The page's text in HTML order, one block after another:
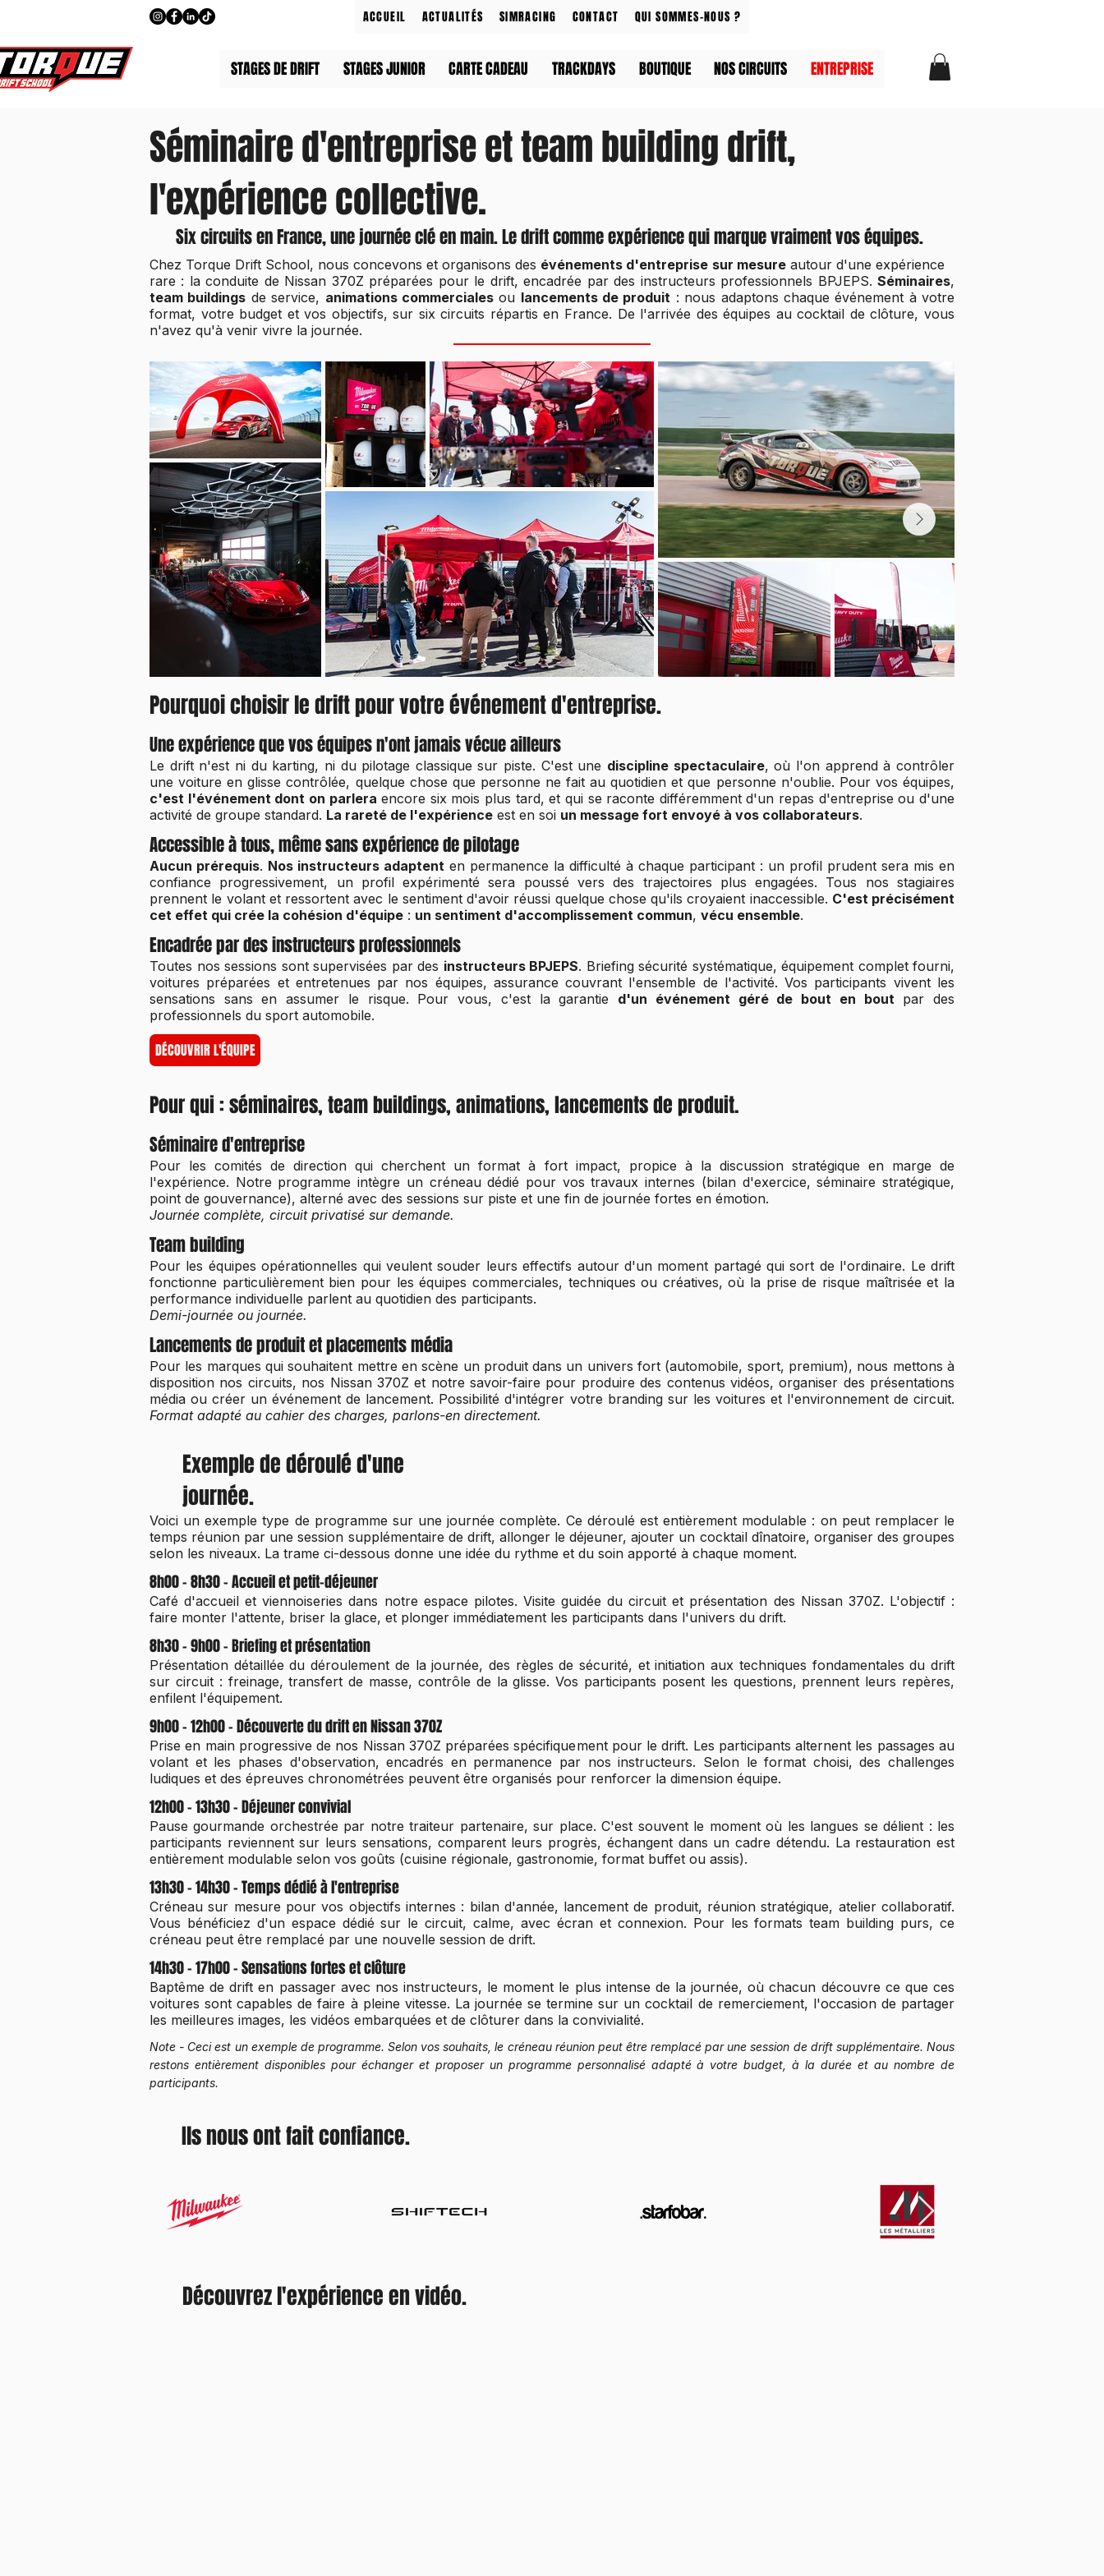
ACCUEIL ACTUALITÉS SIMRACING CONTACT QUI SOMMES-NOUS ?
STAGES DE DRIFT STAGES JUNIOR CARTE CADEAU TRACKDAYS BOUTIQUE NOS CIRCUITS ENTREPRISE
Séminaire d'entreprise et team building drift,
l'expérience collective.
Six circuits en France, une journée clé en main. Le drift comme expérience qui marque vraiment vos équipes.
Chez Torque Drift School, nous concevons et organisons des événements d'entreprise sur mesure autour d'une expérience
rare : la conduite de Nissan 370Z préparées pour le drift, encadrée par des instructeurs professionnels BPJEPS. Séminaires,
team buildings de service, animations commercialesou lancements de produit : nous adaptons chaque événement à votre
format, votre budget et vos objectifs, sur six circuits répartis en France. De l'arrivée des équipes au cocktail de clôture, vous
n'avez qu'à venir vivre la journée.
Pourquoi choisir le drift pour votre événement d'entreprise.
Une expérience que vos équipes n'ont jamais vécue ailleurs
Le drift n'est ni du karting, ni du pilotage classique sur piste. C'est une discipline spectaculaire, où l'on apprend à contrôler
une voiture en glisse contrôlée, quelque chose que personne ne fait au quotidien et que personne n'oublie. Pour vos équipes,
c'est l'événement dont on parlera encore six mois plus tard, et qui se raconte différemment d'un repas d'entreprise ou d'une
activité de groupe standard. La rareté de l'expérience est en soi un message fort envoyé à vos collaborateurs.
Accessible à tous, même sans expérience de pilotage
Aucun prérequis. Nos instructeurs adaptent en permanence la difficulté à chaque participant : un profil prudent sera mis en
confiance progressivement, un profil expérimenté sera poussé vers des trajectoires plus engagées. Tous nos stagiaires
prennent le volant et ressortent avec le sentiment d'avoir réussi quelque chose qu'ils croyaient inaccessible. C'est précisément
cet effet qui crée la cohésion d'équipe : un sentiment d'accomplissement commun, vécu ensemble.
Encadrée par des instructeurs professionnels
Toutes nos sessions sont supervisées par des instructeurs BPJEPS. Briefing sécurité systématique, équipement complet fourni,
voitures préparées et entretenues par nos équipes, assurance couvrant l'ensemble de l'activité. Vos participants vivent les
sensations sans en assumer le risque. Pour vous, c'est la garantie d'un événement géré de bout en boutpar des
professionnels du sport automobile.
DÉCOUVRIR L'ÉQUIPE
Pour qui : séminaires, team buildings, animations, lancements de produit.
Séminaire d'entreprise
Pour les comités de direction qui cherchent un format à fort impact, propice à la discussion stratégique en marge de
l'expérience. Notre programme intègre un créneau dédié pour vos travaux internes (bilan d'exercice, séminaire stratégique,
point de gouvernance), alterné avec des sessions sur piste et une fin de journée fortes en émotion.
Journée complète, circuit privatisé sur demande.
Team building
Pour les équipes opérationnelles qui veulent souder leurs effectifs autour d'un moment partagé qui sort de l'ordinaire. Le drift
fonctionne particulièrement bien pour les équipes commerciales, techniques ou créatives, où la prise de risque maîtrisée et la
performance individuelle parlent au quotidien des participants.
Demi-journée ou journée.
Lancements de produit et placements média
Pour les marques qui souhaitent mettre en scène un produit dans un univers fort (automobile, sport, premium), nous mettons à
disposition nos circuits, nos Nissan 370Z et notre savoir-faire pour produire des contenus vidéos, organiser des présentations
média ou créer un événement de lancement. Possibilité d'intégrer votre branding sur les voitures et l'environnement de circuit.
Format adapté au cahier des charges, parlons-en directement.
Exemple de déroulé d'une
journée.
Voici un exemple type de programme sur une journée complète. Ce déroulé est entièrement modulable : on peut remplacer le
temps réunion par une session supplémentaire de drift, allonger le déjeuner, ajouter un cocktail dînatoire, organiser des groupes
selon les niveaux. La trame ci-dessous donne une idée du rythme et du soin apporté à chaque moment.
8h00 - 8h30 - Accueil et petit-déjeuner
Café d'accueil et viennoiseries dans notre espace pilotes. Visite guidée du circuit et présentation des Nissan 370Z. L'objectif :
faire monter l'attente, briser la glace, et plonger immédiatement les participants dans l'univers du drift.
8h30 - 9h00 - Briefing et présentation
Présentation détaillée du déroulement de la journée, des règles de sécurité, et initiation aux techniques fondamentales du drift
sur circuit : freinage, transfert de masse, contrôle de la glisse. Vos participants posent les questions, prennent leurs repères,
enfilent l'équipement.
9h00 - 12h00 - Découverte du drift en Nissan 370Z
Prise en main progressive de nos Nissan 370Z préparées spécifiquement pour le drift. Les participants alternent les passages au
volant et les phases d'observation, encadrés en permanence par nos instructeurs. Selon le format choisi, des challenges
ludiques et des épreuves chronométrées peuvent être organisés pour renforcer la dimension équipe.
12h00 - 13h30 - Déjeuner convivial
Pause gourmande orchestrée par notre traiteur partenaire, sur place. C'est souvent le moment où les langues se délient : les
participants reviennent sur leurs sensations, comparent leurs progrès, échangent dans un cadre détendu. La restauration est
entièrement modulable selon vos goûts (cuisine régionale, gastronomie, format buffet ou assis).
13h30 - 14h30 - Temps dédié à l'entreprise
Créneau sur mesure pour vos objectifs internes : bilan d'année, lancement de produit, réunion stratégique, atelier collaboratif.
Vous bénéficiez d'un espace dédié sur le circuit, calme, avec écran et connexion. Pour les formats team building purs, ce
créneau peut être remplacé par une nouvelle session de drift.
14h30 - 17h00 - Sensations fortes et clôture
Baptême de drift en passager avec nos instructeurs, le moment le plus intense de la journée, où chacun découvre ce que ces
voitures sont capables de faire à pleine vitesse. La journée se termine sur un cocktail de remerciement, l'occasion de partager
les meilleures images, les vidéos embarquées et de clôturer dans la convivialité.
Note - Ceci est un exemple de programme. Selon vos souhaits, le créneau réunion peut être remplacé par une session de drift supplémentaire. Nous
restons entièrement disponibles pour échanger et proposer un programme personnalisé adapté à votre budget, à la durée et au nombre de
participants.
Ils nous ont fait confiance.
Découvrez l'expérience en vidéo.